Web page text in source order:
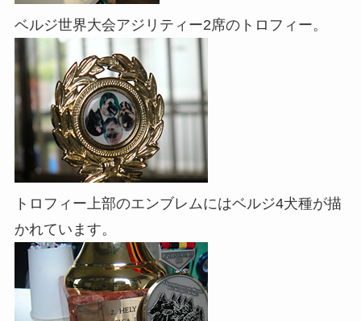
ベルジ世界大会アジリティー2席のトロフィー。
トロフィー上部のエンブレムにはベルジ4犬種が描
かれています。